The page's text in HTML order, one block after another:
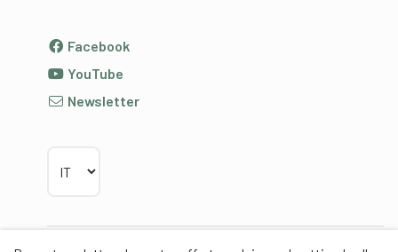
Facebook
YouTube
Newsletter